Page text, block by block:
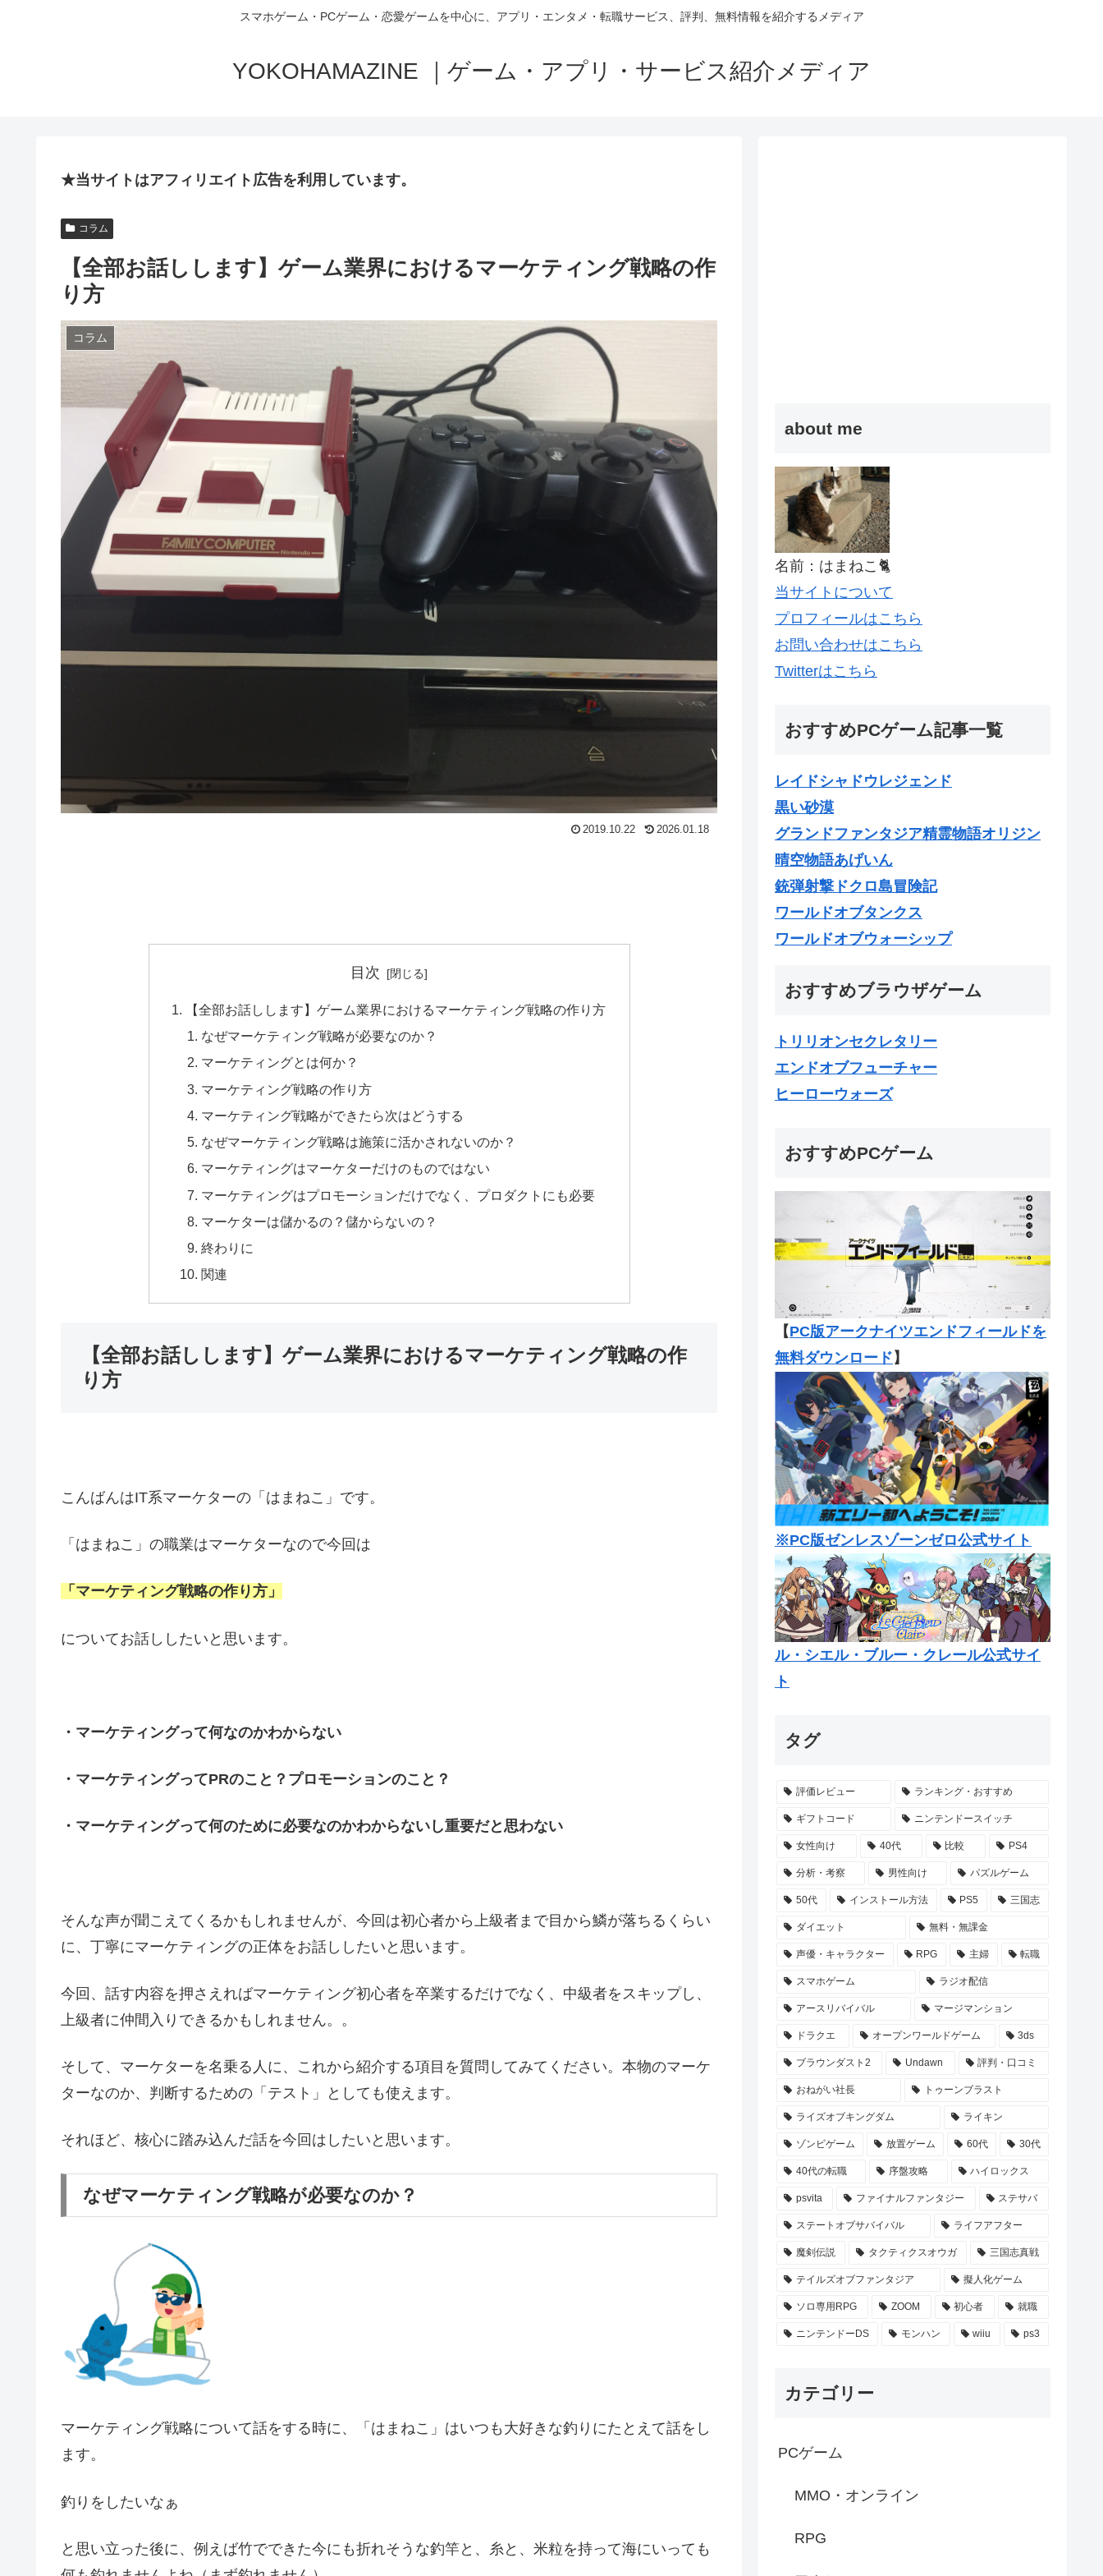
スマホゲーム・PCゲーム・恋愛ゲームを中心に、アプリ・エンタメ・転職サービス、評判、無料情報を紹介するメディア
YOKOHAMAZINE ｜ゲーム・アプリ・サービス紹介メディア
★当サイトはアフィリエイト広告を利用しています。
コラム
【全部お話しします】ゲーム業界におけるマーケティング戦略の作
り方
コラム
2019.10.22 2026.01.18
目次
【全部お話しします】ゲーム業界におけるマーケティング戦略の作り方
なぜマーケティング戦略が必要なのか？
マーケティングとは何か？
マーケティング戦略の作り方
マーケティング戦略ができたら次はどうする
なぜマーケティング戦略は施策に活かされないのか？
マーケティングはマーケターだけのものではない
マーケティングはプロモーションだけでなく、プロダクトにも必要
マーケターは儲かるの？儲からないの？
終わりに
関連
【全部お話しします】ゲーム業界におけるマーケティング戦略の作
り方
こんばんはIT系マーケターの「はまねこ」です。
「はまねこ」の職業はマーケターなので今回は
「マーケティング戦略の作り方」
についてお話ししたいと思います。
・マーケティングって何なのかわからない
・マーケティングってPRのこと？プロモーションのこと？
・マーケティングって何のために必要なのかわからないし重要だと思わない
そんな声が聞こえてくるかもしれませんが、今回は初心者から上級者まで目から鱗が落ちるくらい
に、丁寧にマーケティングの正体をお話ししたいと思います。
今回、話す内容を押さえればマーケティング初心者を卒業するだけでなく、中級者をスキップし、
上級者に仲間入りできるかもしれません。。
そして、マーケターを名乗る人に、これから紹介する項目を質問してみてください。本物のマーケ
ターなのか、判断するための「テスト」としても使えます。
それほど、核心に踏み込んだ話を今回はしたいと思います。
なぜマーケティング戦略が必要なのか？
マーケティング戦略について話をする時に、「はまねこ」はいつも大好きな釣りにたとえて話をし
ます。
釣りをしたいなぁ
と思い立った後に、例えば竹でできた今にも折れそうな釣竿と、糸と、米粒を持って海にいっても
about me
名前：はまねこ🐈
当サイトについて
プロフィールはこちら
お問い合わせはこちら
Twitterはこちら
おすすめPCゲーム記事一覧
レイドシャドウレジェンド
黒い砂漠
グランドファンタジア精霊物語オリジン
晴空物語あげいん
銃弾射撃ドクロ島冒険記
ワールドオブタンクス
ワールドオブウォーシップ
おすすめブラウザゲーム
トリリオンセクレタリー
エンドオブフューチャー
ヒーローウォーズ
おすすめPCゲーム
【PC版アークナイツエンドフィールドを
無料ダウンロード 】
※PC版ゼンレスゾーンゼロ公式サイト
ル・シエル・ブルー・クレール公式サイ
ト
タグ
評価レビュー ランキング・おすすめ
ギフトコード ニンテンドースイッチ
女性向け 40代 比較 PS4
分析・考察 男性向け パズルゲーム
50代 インストール方法 PS5 三国志
ダイエット 無料・無課金
声優・キャラクター RPG 主婦 転職
スマホゲーム ラジオ配信
アースリバイバル マージマンション
ドラクエ オープンワールドゲーム 3ds
ブラウンダスト2 Undawn 評判・口コミ
おねがい社長 トゥーンブラスト
ライズオブキングダム ライキン
ゾンビゲーム 放置ゲーム 60代 30代
40代の転職 序盤攻略 ハイロックス
psvita ファイナルファンタジー ステサバ
ステートオブサバイバル ライフアフター
魔剣伝説 タクティクスオウガ 三国志真戦
テイルズオブファンタジア 擬人化ゲーム
ソロ専用RPG ZOOM 初心者 就職
ニンテンドーDS モンハン wiiu ps3
カテゴリー
PCゲーム
MMO・オンライン
RPG